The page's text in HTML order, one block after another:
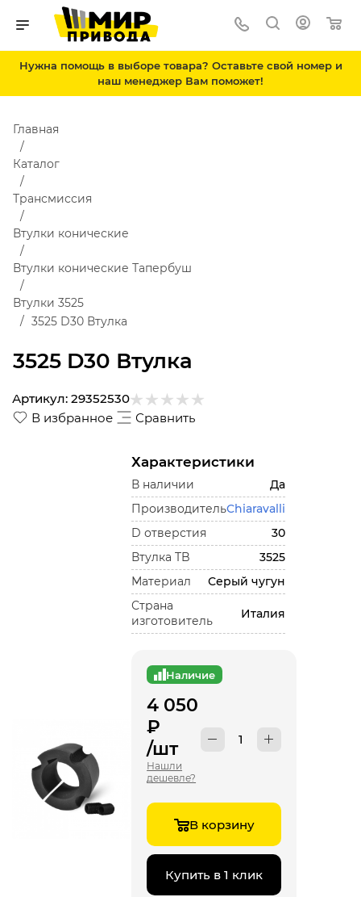
Нужна помощь в выборе товара? Оставьте свой номер и
наш менеджер Вам поможет!
3525 D30 Втулка
Главная
Каталог
Трансмиссия
Втулки конические
Втулки конические Тапербуш
Втулки 3525
3525 D30 Втулка
В избранное Сравнить
Артикул: 29352530
Характеристики
В наличии
Да
ПроизводительChiaravalli
D отверстия
30
Втулка TB
3525
Материал
Серый чугун
Страна
изготовитель
Италия
Наличие
4 050
₽
/шт
Нашли
дешевле?
В корзину
Купить в 1 клик